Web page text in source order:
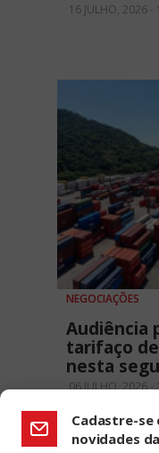
16 JULHO, 2026 -
NEGOCIAÇÕES
Audiência
tarifaço
nesta
06 JULHO, 2026 -
Cadastre-se
novidades